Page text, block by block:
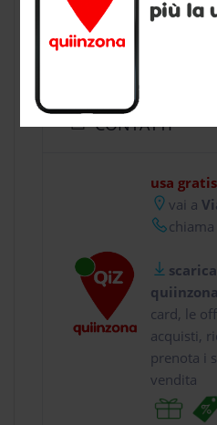
CONTATTI
usa
vai a
chiama
quiinzona
card, le
acquisti,
prenota i
vendita